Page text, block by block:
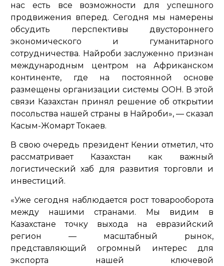
нас есть все возможности для успешного
продвижения вперед. Сегодня мы намерены
обсудить перспективы двустороннего
экономического и гуманитарного
сотрудничества. Найроби заслуженно признан
международным центром на Африканском
континенте, где на постоянной основе
размещены организации системы ООН. В этой
связи Казахстан принял решение об открытии
посольства нашей страны в Найроби», — сказал
Касым-Жомарт Токаев.
В свою очередь президент Кении отметил, что
рассматривает Казахстан как важный
логистический хаб для развития торговли и
инвестиций.
«Уже сегодня наблюдается рост товарооборота
между нашими странами. Мы видим в
Казахстане точку выхода на евразийский
регион — масштабный рынок,
представляющий огромный интерес для
экспорта нашей ключевой